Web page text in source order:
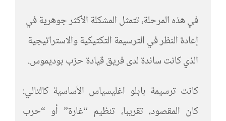
في هذه المرحلة، تتمثل المشكلة الأكثر جوهرية في
إعادة النظر في الترسيمة التكتيكية والاستراتيجية
الذي كانت سائدة لدى فريق قيادة حزب بوديموس.
كانت ترسيمة بابلو اغليسياس الأساسية كالتالي:
كان المقصود، تقريبا، تنظيم “غارة” أو “حرب